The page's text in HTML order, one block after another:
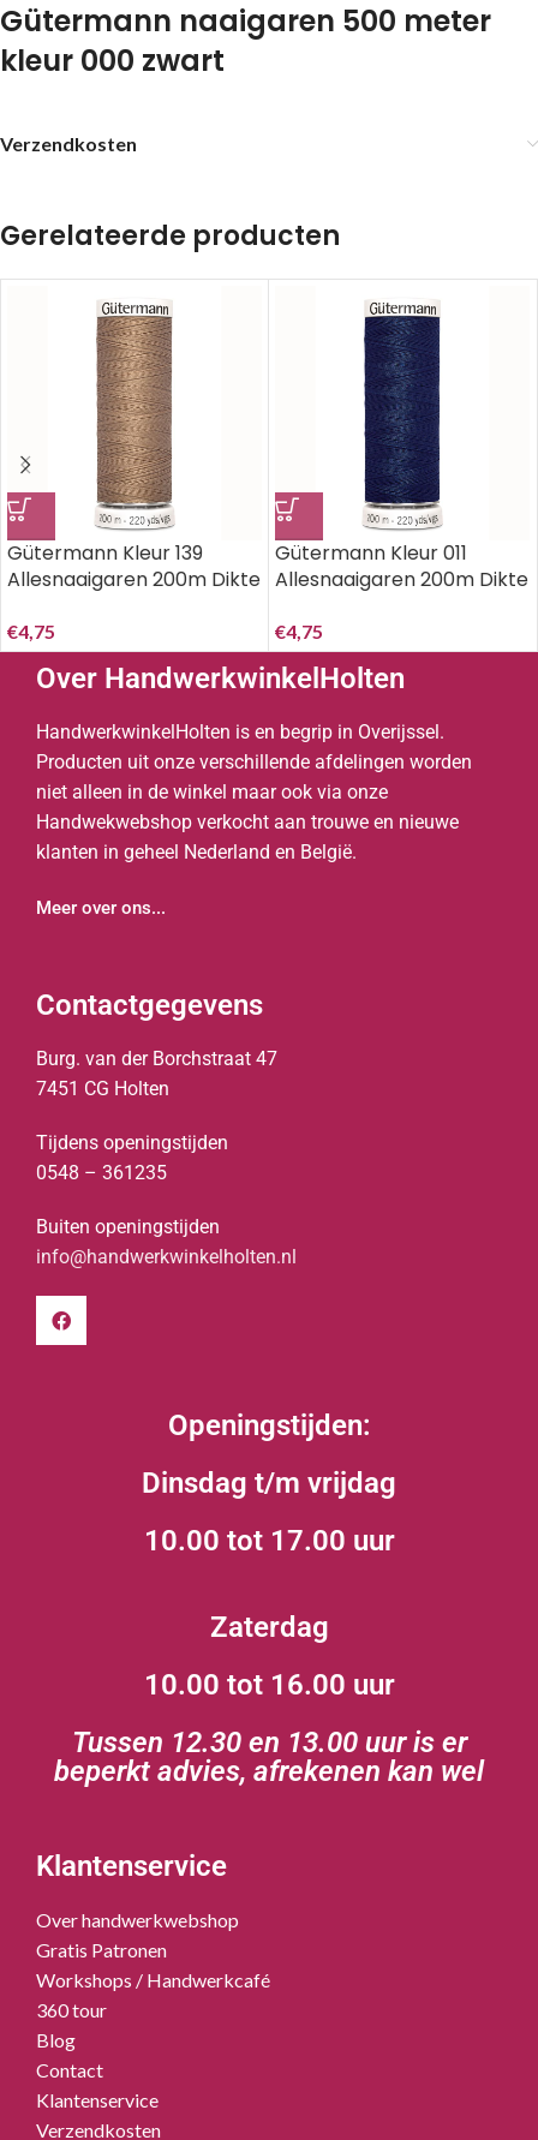
Gütermann naaigaren 500 meter
kleur 000 zwart
Verzendkosten
Gerelateerde producten
Gütermann Kleur 139
Allesnaaigaren 200m Dikte
€4,75
Gütermann Kleur 011
Allesnaaigaren 200m Dikte
€4,75
Over HandwerkwinkelHolten
HandwerkwinkelHolten is en begrip in Overijssel.
Producten uit onze verschillende afdelingen worden
niet alleen in de winkel maar ook via onze
Handwekwebshop verkocht aan trouwe en nieuwe
klanten in geheel Nederland en België.
Meer over ons...
Contactgegevens
Burg. van der Borchstraat 47
7451 CG Holten
Tijdens openingstijden
0548 – 361235
Buiten openingstijden
info@handwerkwinkelholten.nl
Openingstijden:
Dinsdag t/m vrijdag
10.00 tot 17.00 uur
Zaterdag
10.00 tot 16.00 uur
Tussen 12.30 en 13.00 uur is er
beperkt advies, afrekenen kan wel
Klantenservice
Over handwerkwebshop
Gratis Patronen
Workshops / Handwerkcafé
360 tour
Blog
Contact
Klantenservice
Verzendkosten